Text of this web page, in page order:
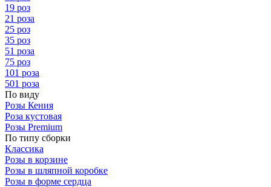
19 роз
21 роза
25 роз
35 роз
51 роза
75 роз
101 роза
501 роза
По виду
Розы Кения
Роза кустовая
Розы Premium
По типу сборки
Классика
Розы в корзине
Розы в шляпной коробке
Розы в форме сердца